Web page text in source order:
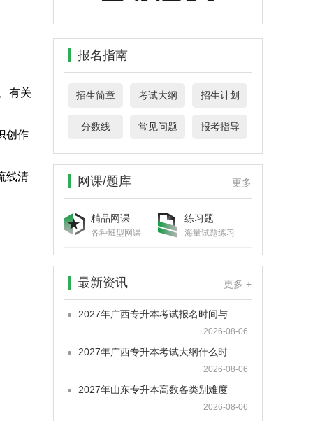
有关
创作
线清
报名指南
招生简章 考试大纲 招生计划
分数线 常见问题 报考指导
网课/题库 更多
精品网课
各种班型网课
练习题
海量试题练习
最新资讯 更多 +
2027年广西专升本考试报名时间与
2026-08-06
2027年广西专升本考试大纲什么时
2026-08-06
2027年山东专升本高数各类别难度
2026-08-06